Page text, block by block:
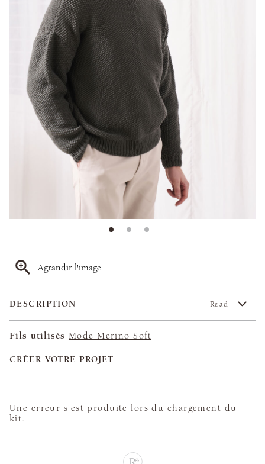
Agrandir l'image
DESCRIPTION Read
Fils utilisés Mode Merino Soft
CRÉER VOTRE PROJET
Une erreur s'est produite lors du chargement du
kit.